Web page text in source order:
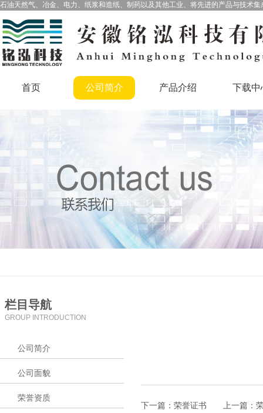
石油天然气、冶金、电力、纸浆和造纸、制药以及其他工业、将先进的产品与技术
首页 公司简介 产品介绍 下载中
栏目导航
GROUP INTRODUCTION
公司简介
公司面貌
荣誉资质
下一篇： 荣誉证书 上一篇：